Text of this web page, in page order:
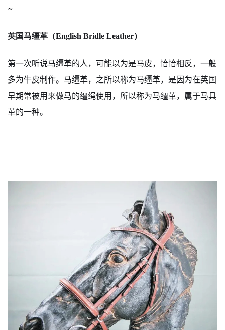
~
英国马缰革（English Bridle Leather）
第一次听说马缰革的人，可能以为是马皮，恰恰相反，一般
多为牛皮制作。马缰革，之所以称为马缰革，是因为在英国
早期常被用来做马的缰绳使用，所以称为马缰革，属于马具
革的一种。